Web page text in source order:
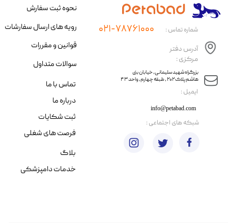
​ایمیل :
آدرس دفتر
مرکزی :
info@petabad.com
​​بزرگراه شهید سلیمانی، خیابان بنی
هاشم پلاک ۲۰۲ ، طبقه چهارم، واحد ۴۳
شماره تماس : ۰۲۱-۷۸۷۶۱۰۰۰
نحوه ثبت سفارش
رویه های ارسال سفارشات
قوانین و مقررات
سوالات متداول
تماس با ما
درباره ما
ثبت شکایات
فرصت های شغلی
​شبکه های اجتماعی :
بلاگ
خدمات دامپزشکی